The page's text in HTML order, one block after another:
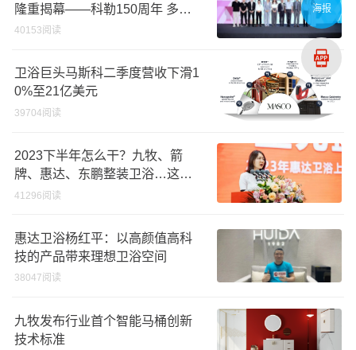
隆重揭幕——科勒150周年 多维
诠释优雅生活美学
40153阅读
卫浴巨头马斯科二季度营收下滑1
0%至21亿美元
39704阅读
2023下半年怎么干？九牧、箭
牌、惠达、东鹏整装卫浴…这样
说
41296阅读
惠达卫浴杨红平：以高颜值高科
技的产品带来理想卫浴空间
38047阅读
九牧发布行业首个智能马桶创新
技术标准
海报